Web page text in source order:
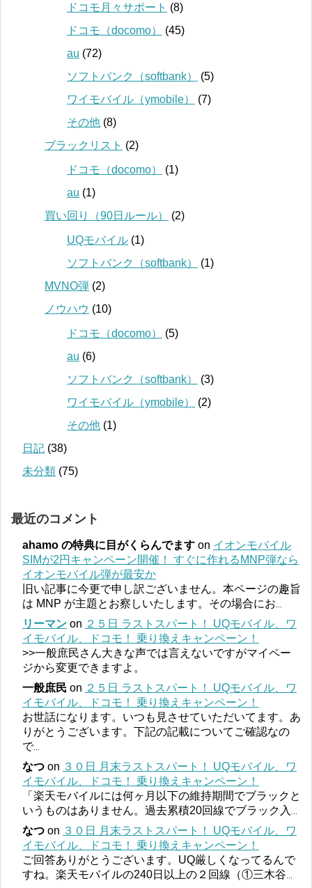
ドコモ月々サポート (8)
ドコモ（docomo）
(45)
au (72)
ソフトバンク（softbank）
(5)
ワイモバイル（ymobile）
(7)
その他 (8)
ブラックリスト (2)
ドコモ（docomo）
(1)
au (1)
買い回り（90日ルール）
(2)
UQモバイル (1)
ソフトバンク（softbank）
(1)
MVNO弾 (2)
ノウハウ (10)
ドコモ（docomo）
(5)
au (6)
ソフトバンク（softbank）
(3)
ワイモバイル（ymobile）
(2)
その他 (1)
日記 (38)
未分類 (75)
最近のコメント
ahamo の特典に目がくらんでます on イオンモバイル
SIMが2円キャンペーン開催！ すぐに作れるMNP弾なら
イオンモバイル弾が最安か
旧い記事に今更で申し訳ございません。本ページの趣旨
は MNP が主題とお察しいたします。その場合にお
リーマン on ２５日 ラストスパート！ UQモバイル、ワ
イモバイル、ドコモ！ 乗り換えキャンペーン！
>>一般庶民さん大きな声では言えないですがマイペー
ジから変更できますよ。
一般庶民 on ２５日 ラストスパート！ UQモバイル、ワ
イモバイル、ドコモ！ 乗り換えキャンペーン！
お世話になります。いつも見させていただいてます。あ
りがとうございます。下記の記載についてご確認なの
で...
なつ on ３０日 月末ラストスパート！ UQモバイル、ワ
イモバイル、ドコモ！ 乗り換えキャンペーン！
「楽天モバイルには何ヶ月以下の維持期間でブラックと
いうものはありません。過去累積20回線でブラック入
なつ on ３０日 月末ラストスパート！ UQモバイル、ワ
イモバイル、ドコモ！ 乗り換えキャンペーン！
ご回答ありがとうございます。UQ厳しくなってるんで
すね。楽天モバイルの240日以上の２回線（①三木谷